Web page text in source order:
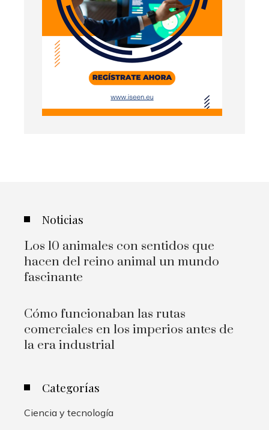
Noticias
Los 10 animales con sentidos que
hacen del reino animal un mundo
fascinante
Cómo funcionaban las rutas
comerciales en los imperios antes de
la era industrial
Categorías
Ciencia y tecnología